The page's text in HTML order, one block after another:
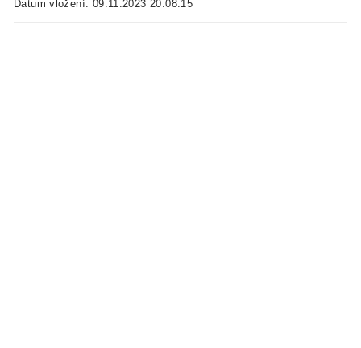
Datum vložení: 09.11.2023 20:08:15